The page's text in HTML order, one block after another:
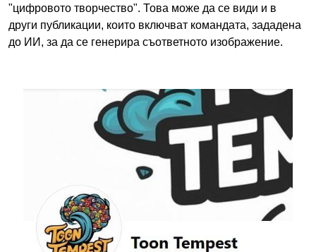
"цифровото творчество". Това може да се види и в
други публикации, които включват командата, зададена
до ИИ, за да се генерира съответното изображение.